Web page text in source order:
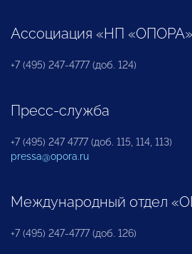
Ассоциация «НП «ОПОРА»
+7 (495) 247-4777 (доб. 124)
Пресс-служба
+7 (495) 247 4777 (доб. 115, 114, 113)
pressa@opora.ru
Международный отдел
+7 (495) 247-4777 (доб. 126)